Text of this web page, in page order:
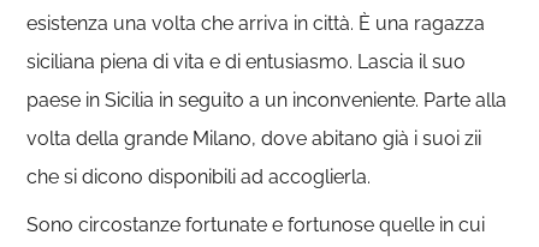
esistenza una volta che arriva in città. È una ragazza
siciliana piena di vita e di entusiasmo. Lascia il suo
paese in Sicilia in seguito a un inconveniente. Parte alla
volta della grande Milano, dove abitano già i suoi zii
che si dicono disponibili ad accoglierla.
Sono circostanze fortunate e fortunose quelle in cui